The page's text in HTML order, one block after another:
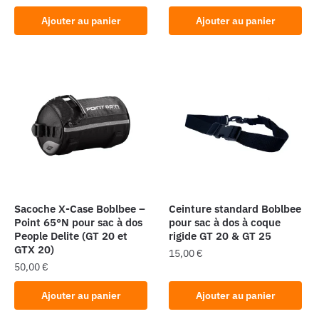
initial
était :
actuel
est :
Ajouter au panier Ajouter au panier
Sacoche X-Case Boblbee –
Point 65°N pour sac à dos
People Delite (GT 20 et
GTX 20)
50,00€
Ajouter au panier
Ceinture standard Boblbee
pour sac à dos à coque
rigide GT 20 & GT 25
15,00€
Ajouter au panier